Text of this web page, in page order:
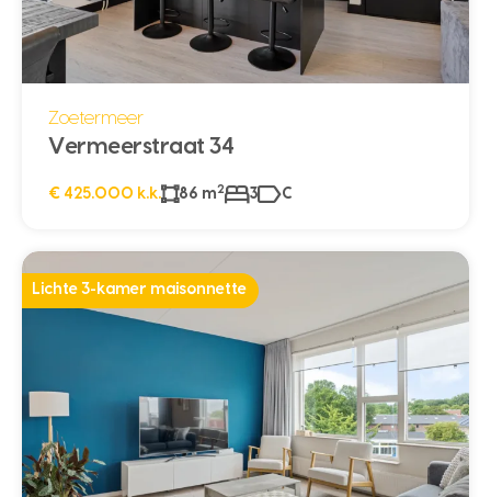
Zoetermeer
Vermeerstraat 34
€ 425.000 k.k. 86 m2 3 C
Lichte 3-kamer maisonnette